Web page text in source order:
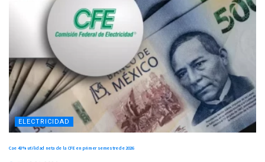
ELECTRICIDAD
Cae 43 % utilidad neta de la CFE en primer semestre de 2026